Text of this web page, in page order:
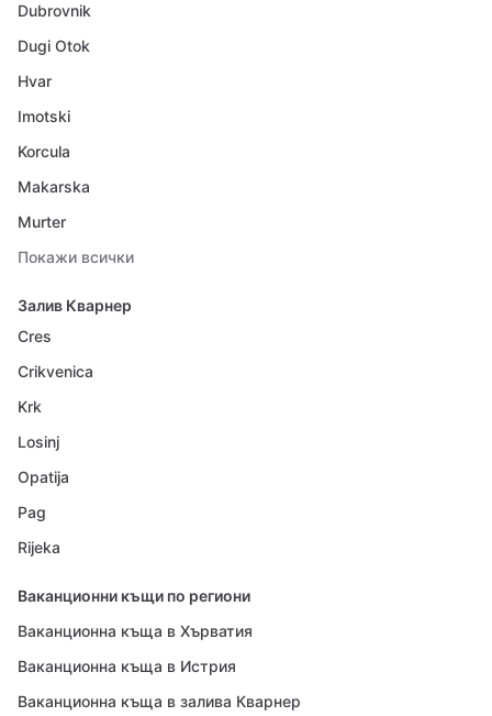
Dubrovnik
Dugi Otok
Hvar
Imotski
Korcula
Makarska
Murter
Покажи всички
Залив Кварнер
Cres
Crikvenica
Krk
Losinj
Opatija
Pag
Rijeka
Ваканционни къщи по региони
Ваканционна къща в Хърватия
Ваканционна къща в Истрия
Ваканционна къща в залива Кварнер